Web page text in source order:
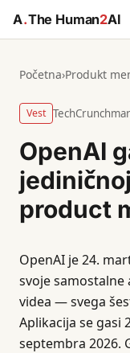
A.The Human2AI
Početna›Produkt
Vest TechCrunch
OpenAI
product
OpenAI je 24.
svoje samostalne
videa — svega
Aplikacija se gasi
septembra 2026.